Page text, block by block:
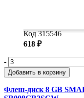
Код 315546
618 ₽
-
Добавить в корзину
Флеш-диск 8 GB